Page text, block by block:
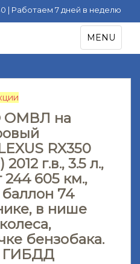
| Работаем 7 дней в неделю
TOGGLE
MENU
ОМВЛ на
RX350
г.в., 3.5 л.,
244 605 км.,
74
в нише
бензобака.
ГИБДД